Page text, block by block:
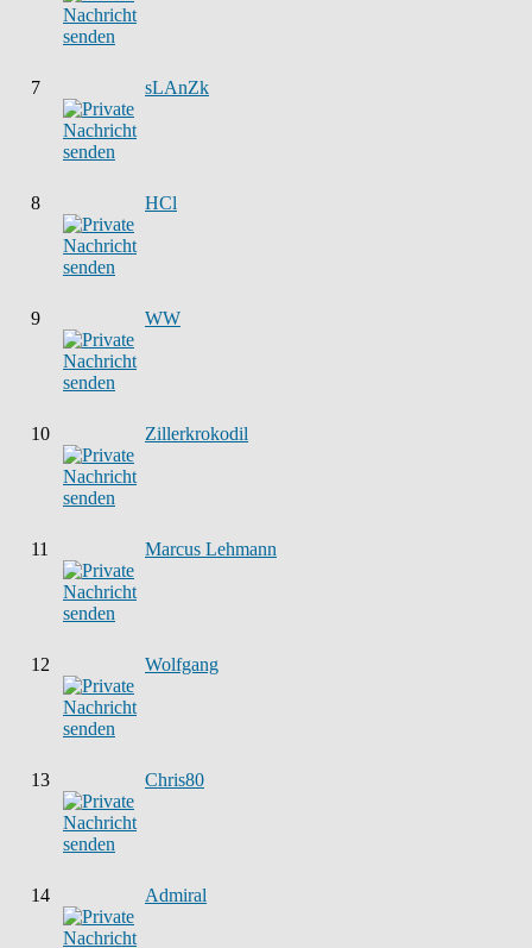
7 sLAnZk
8 HCl
9 WW
10 Zillerkrokodil
11 Marcus Lehmann
12 Wolfgang
13 Chris80
14 Admiral